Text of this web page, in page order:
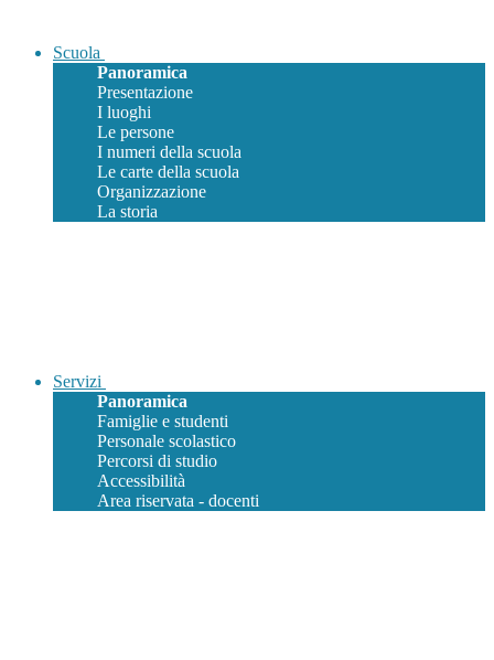
Scuola
Panoramica
Presentazione
I luoghi
Le persone
I numeri della scuola
Le carte della scuola
Organizzazione
La storia
Servizi
Panoramica
Famiglie e studenti
Personale scolastico
Percorsi di studio
Accessibilità
Area riservata - docenti